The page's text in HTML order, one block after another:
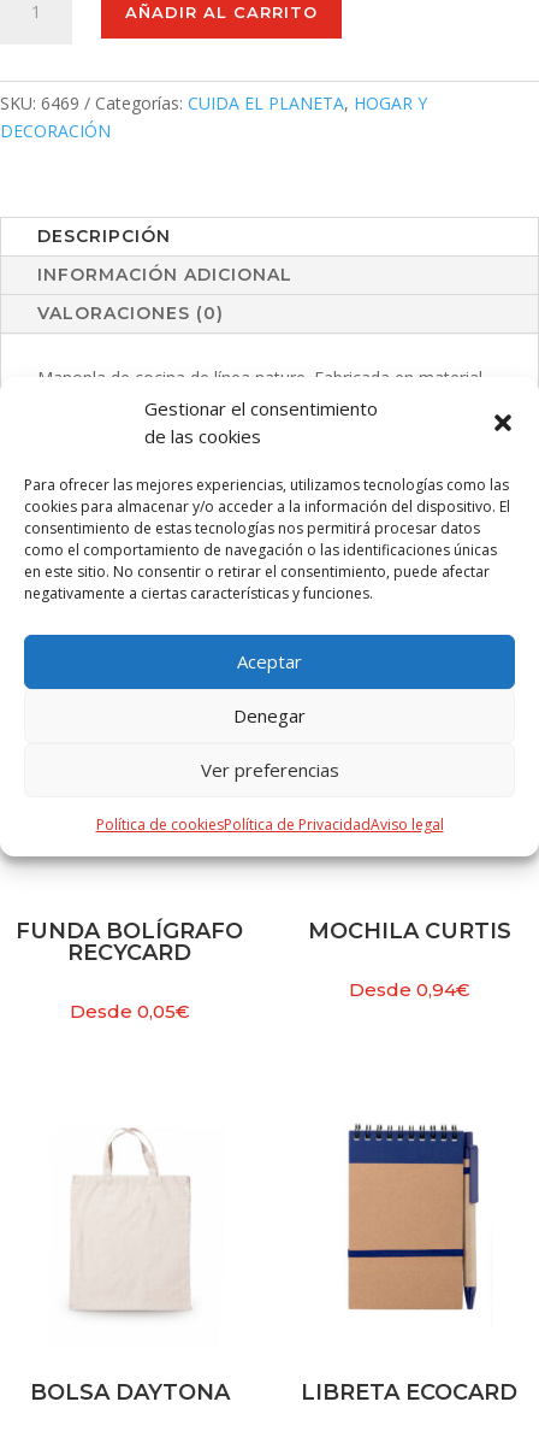
Gestionar el consentimiento
de las cookies
Para ofrecer las mejores experiencias, utilizamos tecnologías como las
cookies para almacenar y/o acceder a la información del dispositivo. El
consentimiento de estas tecnologías nos permitirá procesar datos
como el comportamiento de navegación o las identificaciones únicas
en este sitio. No consentir o retirar el consentimiento, puede afectar
negativamente a ciertas características y funciones.
Aceptar
Denegar
Ver preferencias
Política de cookiesPolítica de PrivacidadAviso legal
Calen
AÑADIR AL CARRITO
SKU: 6469 Categorías: CUIDA EL PLANETA, HOGAR Y
DECORACIÓN
DESCRIPCIÓN
INFORMACIÓN ADICIONAL
VALORACIONES (0)
Manopla de cocina de línea nature. Fabricada en material
100% algodón orgánico de alta calidad. Con una cara lisa
especialmente diseñada para impresión y cinta para colgar.
PRODUCTOS RELACIONADOS
FUNDA BOLÍGRAFO
RECYCARD
Desde 0,05€
MOCHILA CURTIS
Desde 0,94€
BOLSA DAYTONA LIBRETA ECOCARD